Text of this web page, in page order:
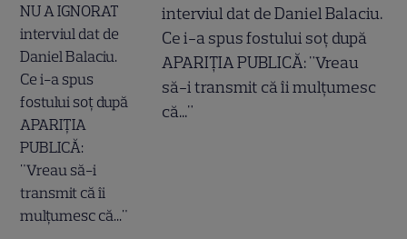
interviul dat de Daniel Balaciu.
Ce i-a spus fostului soț după
APARIȚIA PUBLICĂ: "Vreau
să-i transmit că îi mulțumesc
că..."